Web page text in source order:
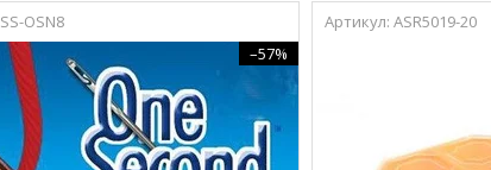
SS-OSN8
–57%
ASR5019-20